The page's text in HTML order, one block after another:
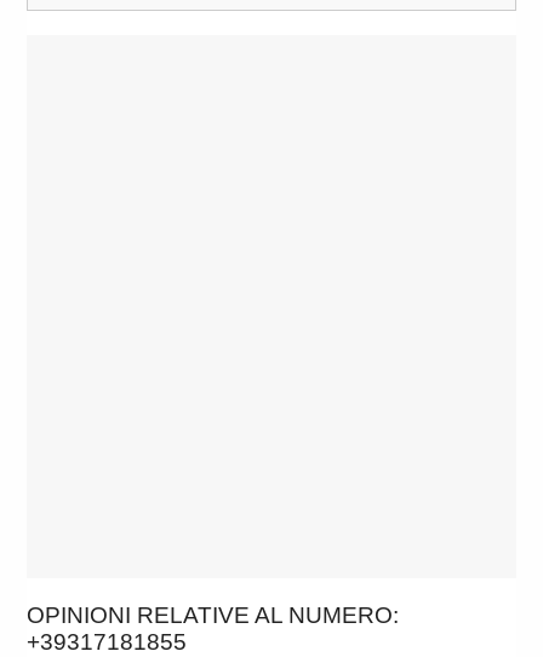
OPINIONI RELATIVE AL NUMERO:
+39317181855